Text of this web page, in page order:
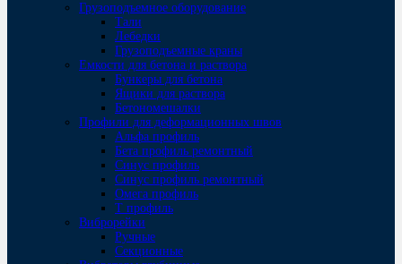
Грузоподъемное оборудование
Тали
Лебедки
Грузоподъемные краны
Емкости для бетона и раствора
Бункеры для бетона
Ящики для раствора
Бетономешалки
Профили для деформационных швов
Альфа профиль
Бета профиль ремонтный
Синус профиль
Синус профиль ремонтный
Омега профиль
Т профиль
Виброрейки
Ручные
Секционные